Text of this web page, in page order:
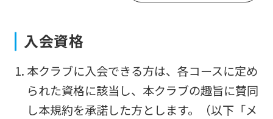
入会資格
本クラブに入会できる方は、各コースに定め
られた資格に該当し、本クラブの趣旨に賛同
し本規約を承諾した方とします。（以下「メ
For
foreigners